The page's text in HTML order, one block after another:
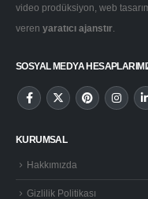
video prodüksiyon, web
veren yaratıcı ajanstır
SOSYAL MEDYA
KURUMSAL
Hakkımızda
Gizlilik Politikası